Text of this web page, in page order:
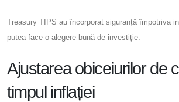
Treasury TIPS au încorporat siguranță împotriva
putea face o alegere bună de investiție.
Ajustarea obiceiurilor de
timpul inflației